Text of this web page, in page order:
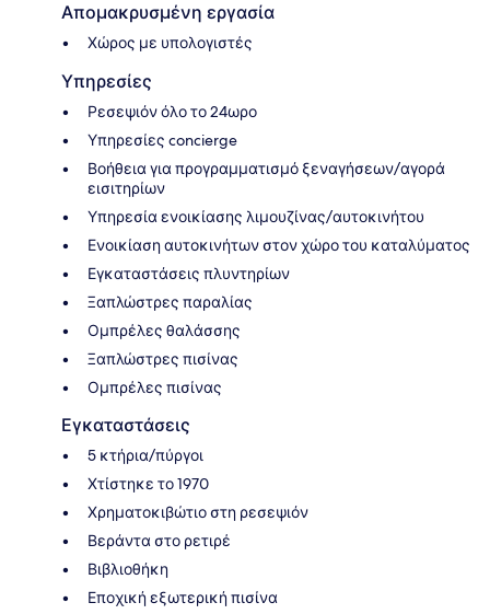
Απομακρυσμένη εργασία
Χώρος με υπολογιστές
Υπηρεσίες
Ρεσεψιόν όλο το 24ωρο
Υπηρεσίες concierge
Βοήθεια για προγραμματισμό ξεναγήσεων/αγορά
εισιτηρίων
Υπηρεσία ενοικίασης λιμουζίνας/αυτοκινήτου
Ενοικίαση αυτοκινήτων στον χώρο του καταλύματος
Εγκαταστάσεις πλυντηρίων
Ξαπλώστρες παραλίας
Ομπρέλες θαλάσσης
Ξαπλώστρες πισίνας
Ομπρέλες πισίνας
Εγκαταστάσεις
5 κτήρια/πύργοι
Χτίστηκε το 1970
Χρηματοκιβώτιο στη ρεσεψιόν
Βεράντα στο ρετιρέ
Βιβλιοθήκη
Εποχική εξωτερική πισίνα